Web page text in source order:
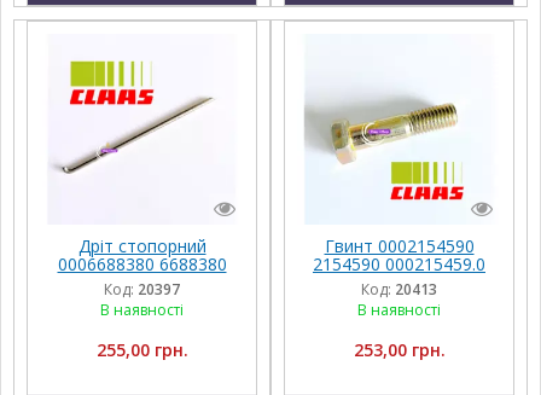
Дріт стопорний
0006688380 6688380
000668838.0 668838.0
Claas
Код: 20397
В наявності
255,00 грн.
Гвинт 0002154590
2154590 000215459.0
215459.0 Claas
Код: 20413
В наявності
253,00 грн.